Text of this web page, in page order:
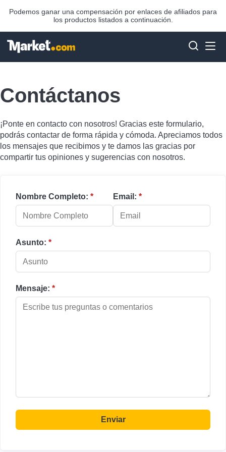
Podemos ganar una compensación por enlaces de afiliados para
los productos listados a continuación.
Contáctanos
¡Ponte en contacto con nosotros! Gracias este formulario,
podrás contactar de forma rápida y cómoda. Apreciamos todos
los mensajes que recibimos y te damos las gracias por
compartir tus opiniones y sugerencias con nosotros.
Nombre Completo: * Email: *
Asunto: *
Mensaje: *
Enviar